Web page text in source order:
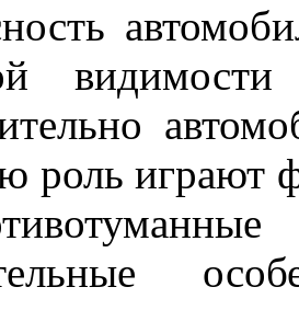
видимости
роль играют